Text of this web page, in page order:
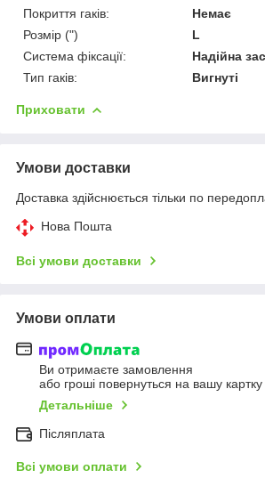
Покриття гаків:
Немає
Розмір (")
L
Система фіксації:
Надійна
Тип гаків:
Вигнуті
Приховати
Умови доставки
Доставка здійснюється тільки по
Нова Пошта
Всі умови доставки
Умови оплати
Ви отримаєте замовлення
або гроші повернуться на вашу картку
Детальніше
Післяплата
Всі умови оплати